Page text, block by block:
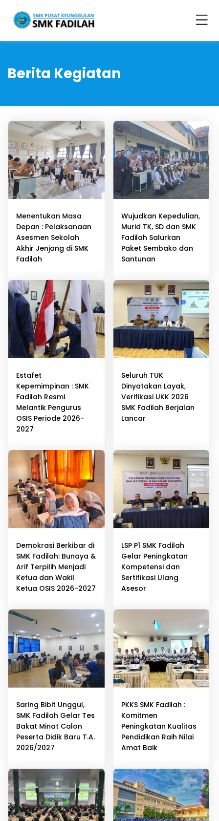
Berita Kegiatan
Menentukan Masa
Depan : Pelaksanaan
Asesmen Sekolah
Akhir Jenjang di SMK
Fadilah
Wujudkan Kepedulian,
Murid TK, SD dan SMK
Fadilah Salurkan
Paket Sembako dan
Santunan
Estafet
Kepemimpinan : SMK
Fadilah Resmi
Melantik Pengurus
OSIS Periode 2026-
2027
Seluruh TUK
Dinyatakan Layak,
Verifikasi UKK 2026
SMK Fadilah Berjalan
Lancar
Demokrasi Berkibar di
SMK Fadilah: Bunaya &
Arif Terpilih Menjadi
Ketua dan Wakil
Ketua OSIS 2026-2027
LSP P1 SMK Fadilah
Gelar Peningkatan
Kompetensi dan
Sertifikasi Ulang
Asesor
Saring Bibit Unggul,
SMK Fadilah Gelar Tes
Bakat Minat Calon
Peserta Didik Baru T.A.
2026/2027 ​
PKKS SMK Fadilah :
Komitmen
Peningkatan Kualitas
Pendidikan Raih Nilai
Amat Baik